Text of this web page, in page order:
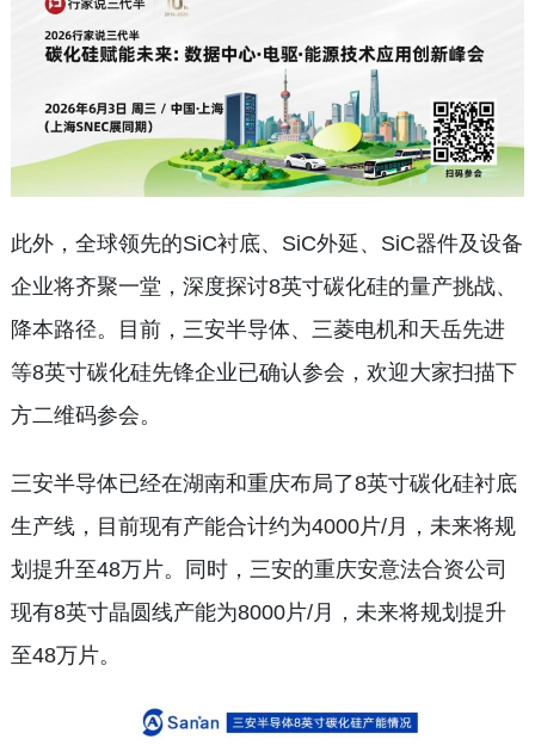
此外，全球领先的SiC衬底、SiC外延、SiC器件及设备
企业将齐聚一堂，深度探讨8英寸碳化硅的量产挑战、
降本路径。目前，三安半导体、三菱电机和天岳先进
等8英寸碳化硅先锋企业已确认参会，欢迎大家扫描下
方二维码参会。
三安半导体已经在湖南和重庆布局了8英寸碳化硅衬底
生产线，目前现有产能合计约为4000片/月，未来将规
划提升至48万片。同时，三安的重庆安意法合资公司
现有8英寸晶圆线产能为8000片/月，未来将规划提升
至48万片。